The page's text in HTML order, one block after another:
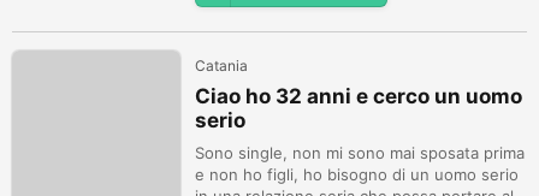
Catania
Ciao ho 32 anni e cerco un uomo
serio
Sono single, non mi sono mai sposata prima
e non ho figli, ho bisogno di un uomo serio